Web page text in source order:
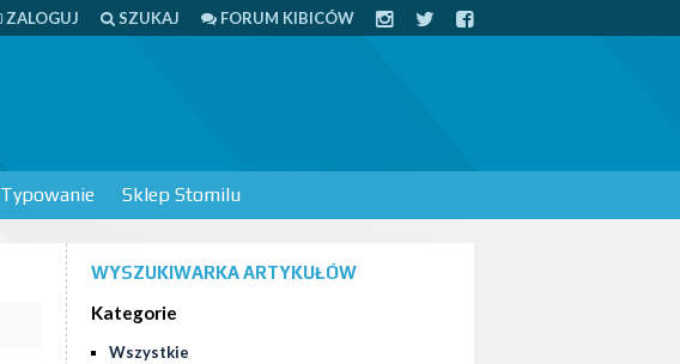
ZALOGUJ SZUKAJ FORUM KIBICÓW
Typowanie Sklep Stomilu
WYSZUKIWARKA ARTYKUŁÓW
Kategorie
Wszystkie